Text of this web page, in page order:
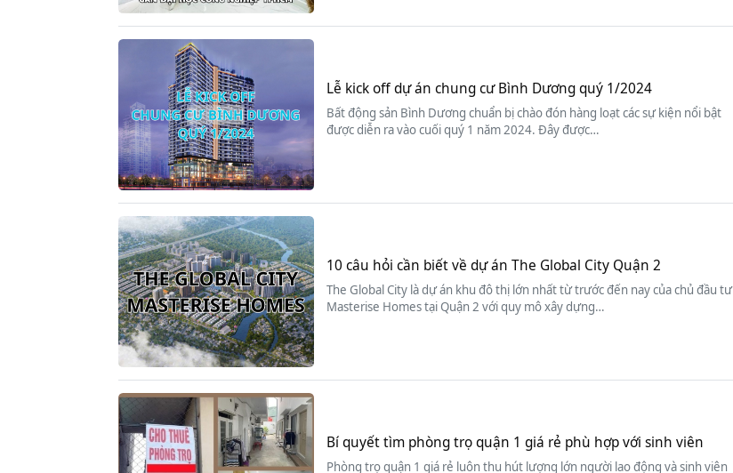
Lễ kick off dự án chung cư Bình Dương quý 1/2024
Bất động sản Bình Dương chuẩn bị chào đón hàng loạt các sự kiện nổi bật
được diễn ra vào cuối quý 1 năm 2024. Đây được…
10 câu hỏi cần biết về dự án The Global City Quận 2
The Global City là dự án khu đô thị lớn nhất từ trước đến nay của chủ đầu tư
Masterise Homes tại Quận 2 với quy mô xây dựng…
Bí quyết tìm phòng trọ quận 1 giá rẻ phù hợp với sinh viên
Phòng trọ quận 1 giá rẻ luôn thu hút lượng lớn người lao động và sinh viên